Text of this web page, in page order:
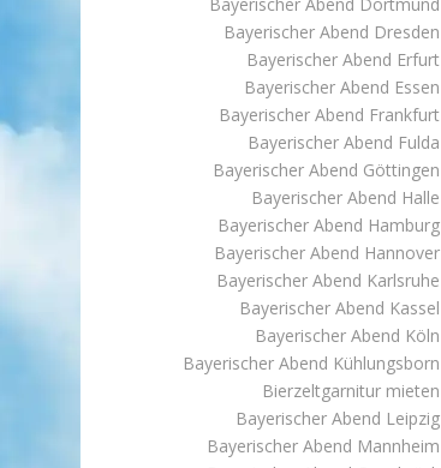
Bayerischer Abend Dresden
Bayerischer Abend Erfurt
Bayerischer Abend Essen
Bayerischer Abend Frankfurt
Bayerischer Abend Fulda
Bayerischer Abend Göttingen
Bayerischer Abend Halle
Bayerischer Abend Hamburg
Bayerischer Abend Hannover
Bayerischer Abend Karlsruhe
Bayerischer Abend Kassel
Bayerischer Abend Köln
Bayerischer Abend Kühlungsborn
Bierzeltgarnitur mieten
Bayerischer Abend Leipzig
Bayerischer Abend Mannheim